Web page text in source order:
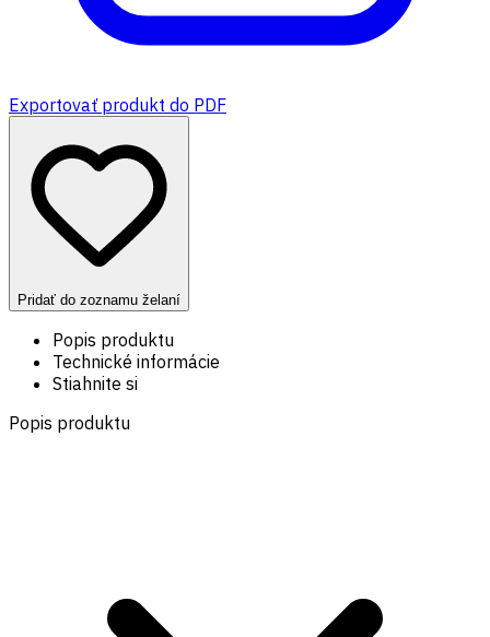
Exportovať produkt do PDF
Pridať do zoznamu želaní
Popis produktu
Technické informácie
Stiahnite si
Popis produktu